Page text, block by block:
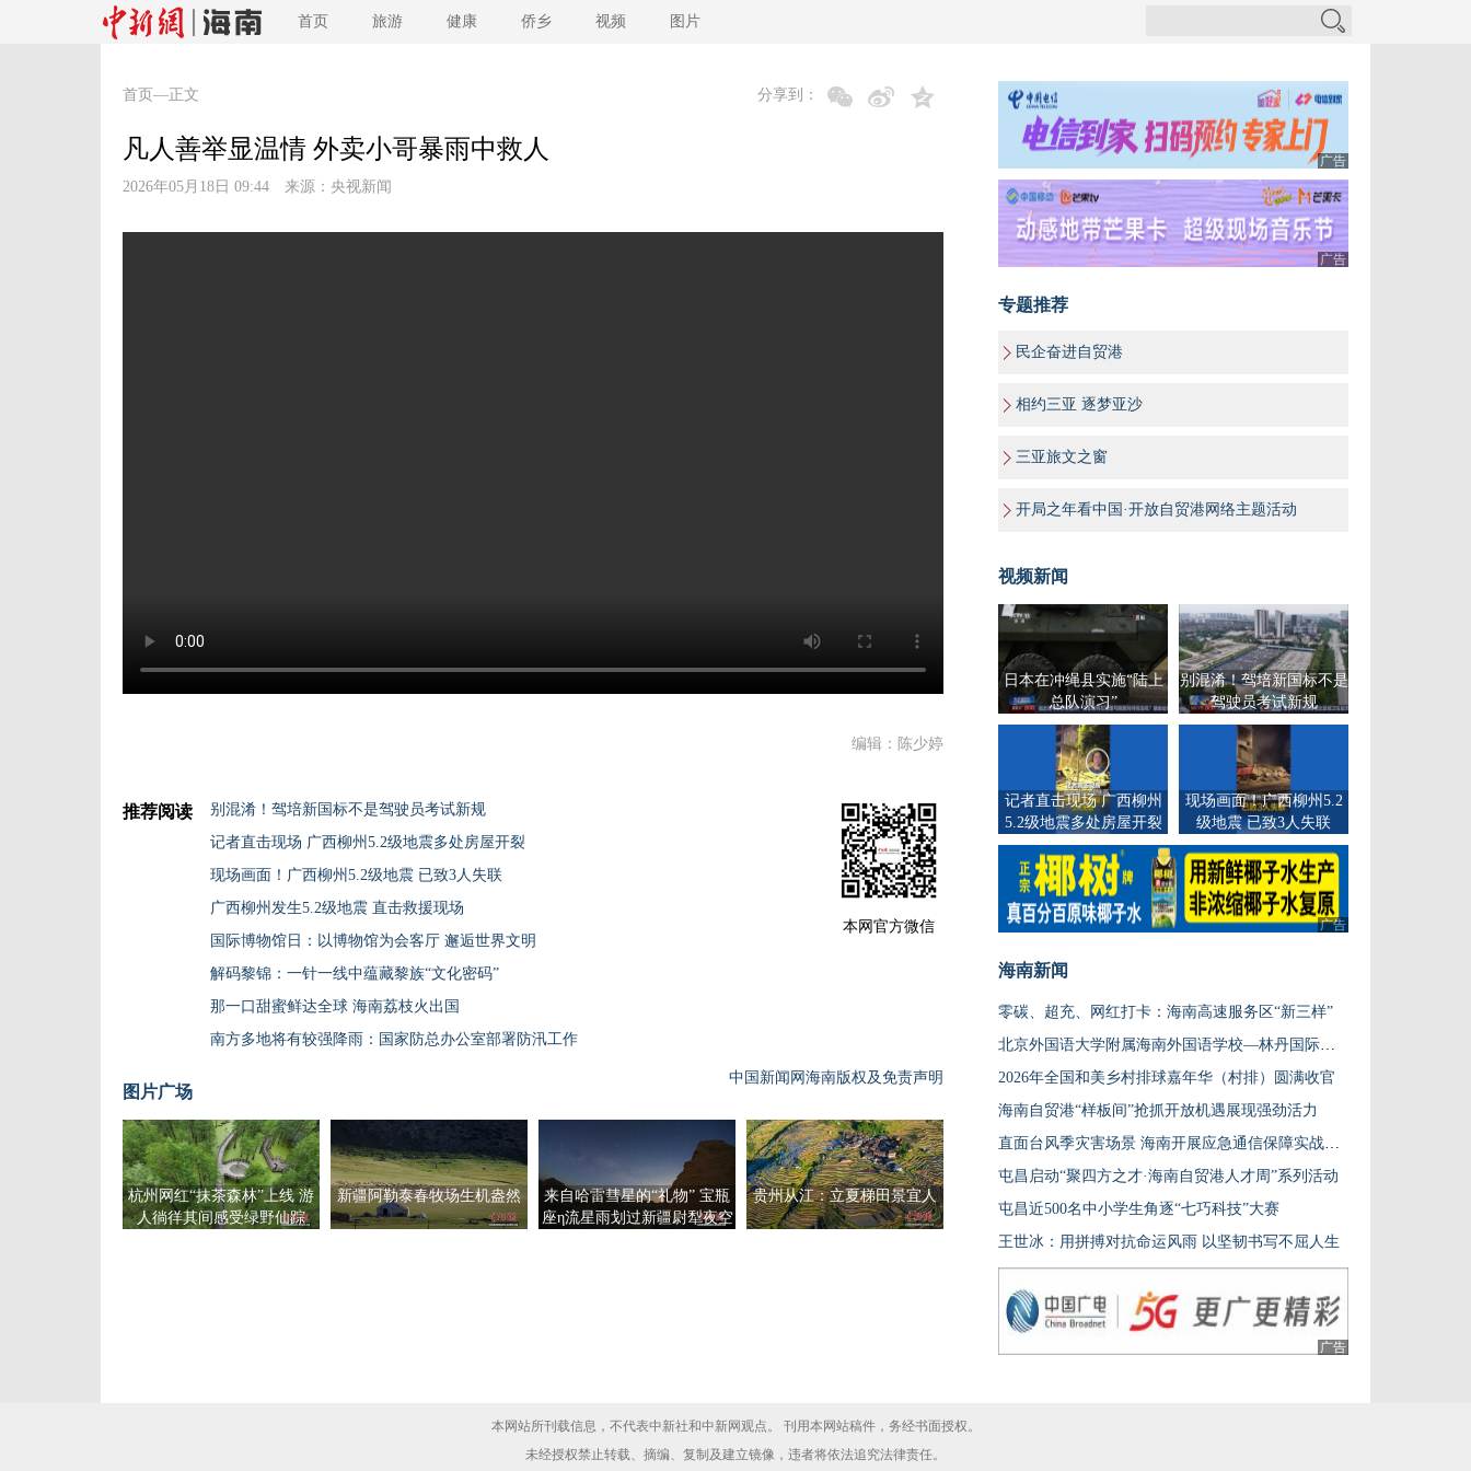
首页 旅游 健康 侨乡 视频 图片
首页 —正文 分享到：
凡人善举显温情 外卖小哥暴雨中救人
2026年05月18日 09:44 来源： 央视新闻
编辑：陈少婷
推荐阅读
别混淆！驾培新国标不是驾驶员考试新规
记者直击现场 广西柳州5.2级地震多处房屋开裂
现场画面！广西柳州5.2级地震 已致3人失联
广西柳州发生5.2级地震 直击救援现场
国际博物馆日：以博物馆为会客厅 邂逅世界文明
解码黎锦：一针一线中蕴藏黎族“文化密码”
那一口甜蜜鲜达全球 海南荔枝火出国
南方多地将有较强降雨：国家防总办公室部署防汛工作
本网官方微信
中国新闻网海南版权及免责声明
图片广场
杭州网红“抹茶森林”上线 游
人徜徉其间感受绿野仙踪
新疆阿勒泰春牧场生机盎然
来自哈雷彗星的“礼物” 宝瓶
座η流星雨划过新疆尉犁夜空
贵州从江：立夏梯田景宜人
广告
广告
专题推荐
民企奋进自贸港
相约三亚 逐梦亚沙
三亚旅文之窗
开局之年看中国·开放自贸港网络主题活动
视频新闻
日本在冲绳县实施“陆上
总队演习”
别混淆！驾培新国标不是
驾驶员考试新规
记者直击现场 广西柳州
5.2级地震多处房屋开裂
现场画面！广西柳州5.2
级地震 已致3人失联
广告
海南新闻
零碳、超充、网红打卡：海南高速服务区“新三样”
北京外国语大学附属海南外国语学校—林丹国际羽毛球教育中心开工
2026年全国和美乡村排球嘉年华（村排）圆满收官
海南自贸港“样板间”抢抓开放机遇展现强劲活力
直面台风季灾害场景 海南开展应急通信保障实战演练
屯昌启动“聚四方之才·海南自贸港人才周”系列活动
屯昌近500名中小学生角逐“七巧科技”大赛
王世冰：用拼搏对抗命运风雨 以坚韧书写不屈人生
广告
本网站所刊载信息，不代表中新社和中新网观点。 刊用本网站稿件，务经书面授权。
未经授权禁止转载、摘编、复制及建立镜像，违者将依法追究法律责任。